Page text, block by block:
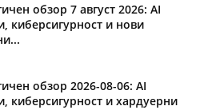
обзор 7 август 2026: AI
киберсигурност и нови
обзор 2026-08-06: AI
киберсигурност и хардуерни